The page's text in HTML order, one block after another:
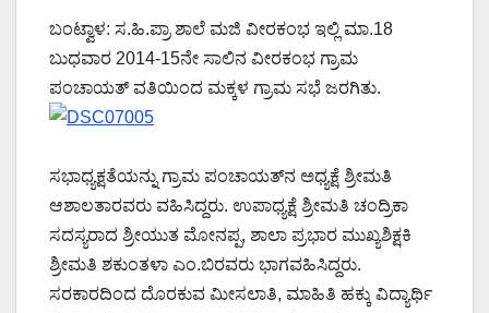
ಬಂಟ್ವಾಳ: ಸ.ಹಿ.ಪ್ರಾ ಶಾಲೆ ಮಜಿ ವೀರಕಂಭ ಇಲ್ಲಿ ಮಾ.18
ಬುಧವಾರ 2014-15ನೇ ಸಾಲಿನ ವೀರಕಂಭ ಗ್ರಾಮ
ಪಂಚಾಯತ್ ವತಿಯಿಂದ ಮಕ್ಕಳ ಗ್ರಾಮ ಸಭೆ ಜರಗಿತು.
ಸಭಾಧ್ಯಕ್ಷತೆಯನ್ನು ಗ್ರಾಮ ಪಂಚಾಯತ್‍ನ ಅಧ್ಯಕ್ಷೆ ಶ್ರೀಮತಿ
ಆಶಾಲತಾರವರು ವಹಿಸಿದ್ದರು. ಉಪಾಧ್ಯಕ್ಷೆ ಶ್ರೀಮತಿ ಚಂದ್ರಿಕಾ
ಸದಸ್ಯರಾದ ಶ್ರೀಯುತ ಮೋನಪ್ಪ, ಶಾಲಾ ಪ್ರಭಾರ ಮುಖ್ಯಶಿಕ್ಷಕಿ
ಶ್ರೀಮತಿ ಶಕುಂತಳಾ ಎಂ.ಬಿರವರು ಭಾಗವಹಿಸಿದ್ದರು.
ಸರಕಾರದಿಂದ ದೊರಕುವ ಮೀಸಲಾತಿ, ಮಾಹಿತಿ ಹಕ್ಕು ವಿದ್ಯಾರ್ಥಿ